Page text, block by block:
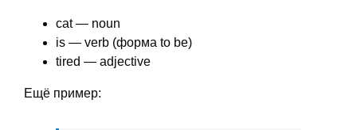
cat — noun
is — verb (форма to be)
tired — adjective
Ещё пример: